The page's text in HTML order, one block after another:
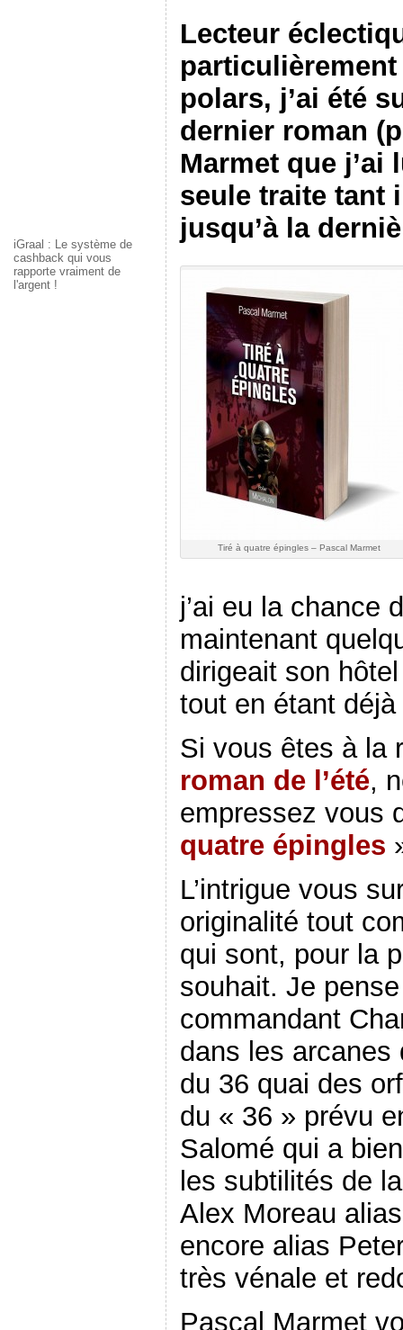
iGraal : Le système de
cashback qui vous
rapporte vraiment de
l'argent !
Lecteur
polars, j’ai été
dernier roman
Marmet que j’ai
seule traite tant
jusqu’à la
Tiré à quatre épingles – Pascal Marmet
j’ai eu la chance
maintenant
dirigeait son
tout en étant
Si vous êtes à la
roman de l’été,
empressez vous
quatre épingles
L’intrigue vous
originalité tout
qui sont, pour la
souhait. Je
commandant
dans les arcanes
du 36 quai des
du « 36 » prévu
Salomé qui a
les subtilités de
Alex Moreau
encore alias
très vénale et
Pascal Marmet